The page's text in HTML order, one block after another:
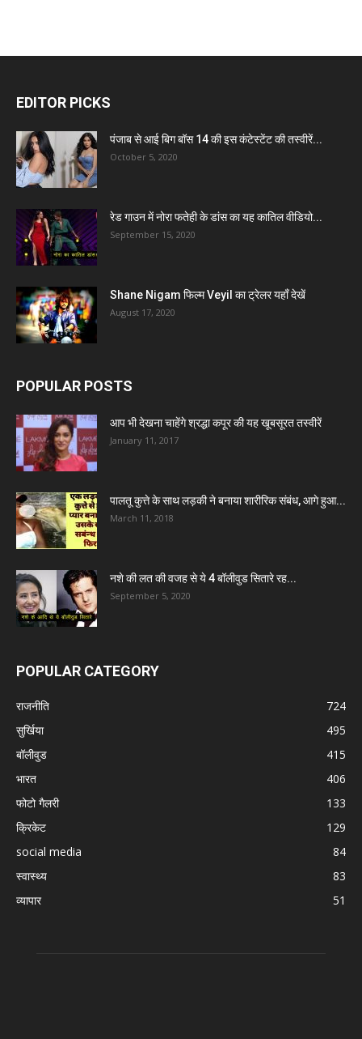
EDITOR PICKS
पंजाब से आई बिग बॉस 14 की इस कंटेस्टेंट की तस्वीरें...
October 5, 2020
रेड गाउन में नोरा फतेही के डांस का यह कातिल वीडियो...
September 15, 2020
Shane Nigam फिल्म Veyil का ट्रेलर यहाँ देखें
August 17, 2020
POPULAR POSTS
आप भी देखना चाहेंगे श्रद्धा कपूर की यह खूबसूरत तस्वीरें
January 11, 2017
पालतू कुत्ते के साथ लड़की ने बनाया शारीरिक संबंध, आगे हुआ...
March 11, 2018
नशे की लत की वजह से ये 4 बॉलीवुड सितारे रह...
September 5, 2020
POPULAR CATEGORY
राजनीति
724
सुर्खिया
495
बॉलीवुड
415
भारत
406
फोटो गैलरी
133
क्रिकेट
129
social media
84
स्वास्थ्य
83
व्यापार
51